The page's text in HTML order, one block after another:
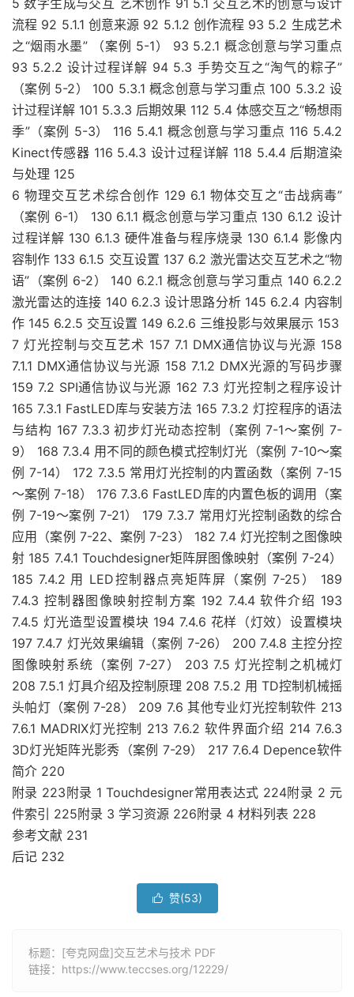
5 数字生成与交互 艺术创作 91 5.1 交互艺术的创意与设计
流程 92 5.1.1 创意来源 92 5.1.2 创作流程 93 5.2 生成艺术
之“烟雨水墨” （案例 5-1） 93 5.2.1 概念创意与学习重点
93 5.2.2 设计过程详解 94 5.3 手势交互之“淘气的粽子”
（案例 5-2） 100 5.3.1 概念创意与学习重点 100 5.3.2 设
计过程详解 101 5.3.3 后期效果 112 5.4 体感交互之“畅想雨
季”（案例 5-3） 116 5.4.1 概念创意与学习重点 116 5.4.2
Kinect传感器 116 5.4.3 设计过程详解 118 5.4.4 后期渲染
与处理 125
6 物理交互艺术综合创作 129 6.1 物体交互之“击战病毒”
（案例 6-1） 130 6.1.1 概念创意与学习重点 130 6.1.2 设计
过程详解 130 6.1.3 硬件准备与程序烧录 130 6.1.4 影像内
容制作 133 6.1.5 交互设置 137 6.2 激光雷达交互艺术之“物
语”（案例 6-2） 140 6.2.1 概念创意与学习重点 140 6.2.2
激光雷达的连接 140 6.2.3 设计思路分析 145 6.2.4 内容制
作 145 6.2.5 交互设置 149 6.2.6 三维投影与效果展示 153
7 灯光控制与交互艺术 157 7.1 DMX通信协议与光源 158
7.1.1 DMX通信协议与光源 158 7.1.2 DMX光源的写码步骤
159 7.2 SPI通信协议与光源 162 7.3 灯光控制之程序设计
165 7.3.1 FastLED库与安装方法 165 7.3.2 灯控程序的语法
与结构 167 7.3.3 初步灯光动态控制（案例 7-1～案例 7-
9） 168 7.3.4 用不同的颜色模式控制灯光（案例 7-10～案
例 7-14） 172 7.3.5 常用灯光控制的内置函数（案例 7-15
～案例 7-18） 176 7.3.6 FastLED库的内置色板的调用（案
例 7-19～案例 7-21） 179 7.3.7 常用灯光控制函数的综合
应用（案例 7-22、案例 7-23） 182 7.4 灯光控制之图像映
射 185 7.4.1 Touchdesigner矩阵屏图像映射（案例 7-24）
185 7.4.2 用 LED控制器点亮矩阵屏（案例 7-25） 189
7.4.3 控制器图像映射控制方案 192 7.4.4 软件介绍 193
7.4.5 灯光造型设置模块 194 7.4.6 花样（灯效）设置模块
197 7.4.7 灯光效果编辑（案例 7-26） 200 7.4.8 主控分控
图像映射系统（案例 7-27） 203 7.5 灯光控制之机械灯
208 7.5.1 灯具介绍及控制原理 208 7.5.2 用 TD控制机械摇
头帕灯（案例 7-28） 209 7.6 其他专业灯光控制软件 213
7.6.1 MADRIX灯光控制 213 7.6.2 软件界面介绍 214 7.6.3
3D灯光矩阵光影秀（案例 7-29） 217 7.6.4 Depence软件
简介 220
附录 223附录 1 Touchdesigner常用表达式 224附录 2 元
件索引 225附录 3 学习资源 226附录 4 材料列表 228
参考文献 231
后记 232
 赞(53)
标题：[夸克网盘]交互艺术与技术 PDF
链接： https://www.teccses.org/12229/